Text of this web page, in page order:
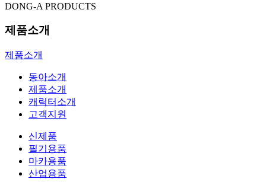
DONG-A PRODUCTS
제품소개
제품소개
동아소개
제품소개
캐릭터소개
고객지원
신제품
필기용품
마카용품
산업용품